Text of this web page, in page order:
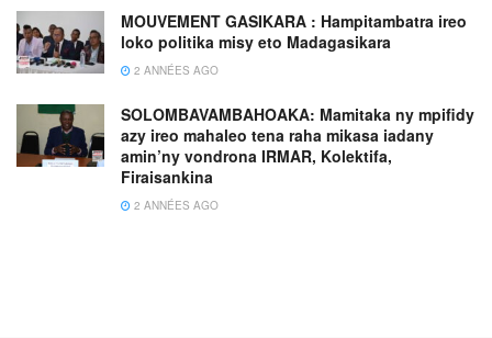
MOUVEMENT GASIKARA : Hampitambatra ireo
loko politika misy eto Madagasikara
2 ANNÉES AGO
SOLOMBAVAMBAHOAKA: Mamitaka ny mpifidy
azy ireo mahaleo tena raha mikasa iadany
amin’ny vondrona IRMAR, Kolektifa,
Firaisankina
2 ANNÉES AGO